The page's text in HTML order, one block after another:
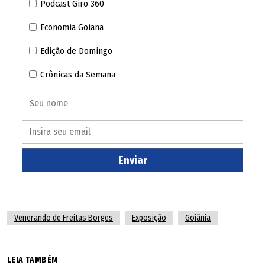
Podcast Giro 360
Economia Goiana
Edição de Domingo
Crônicas da Semana
Enviar
Venerando de Freitas Borges Exposição Goiânia
LEIA TAMBÉM